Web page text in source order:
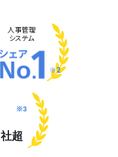
人事管理
システム
※2
社超
※3